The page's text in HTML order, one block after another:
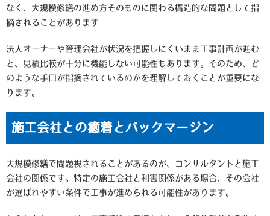
なく、大規模修繕の進め方そのものに関わる構造的な問題として指
摘されることがあります
法人オーナーや管理会社が状況を把握しにくいまま工事計画が進む
と、見積比較が十分に機能しない可能性もあります。そのため、ど
のような手口が指摘されているのかを理解しておくことが重要にな
ります。
施工会社との癒着とバックマージン
大規模修繕で問題視されることがあるのが、コンサルタントと施工
会社の関係です。特定の施工会社と利害関係がある場合、その会社
が選ばれやすい条件で工事が進められる可能性があります。